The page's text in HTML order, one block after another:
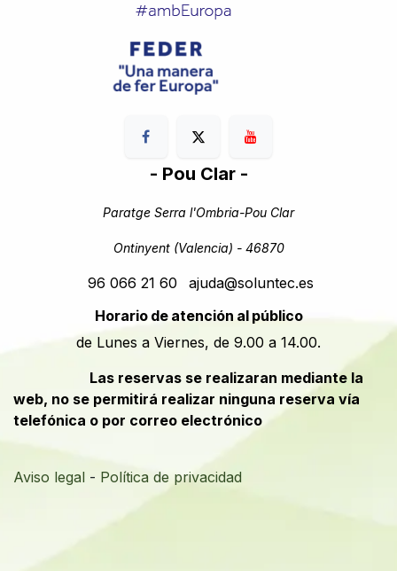
- Pou Clar -
Paratge Serra l'Ombria-Pou Clar
Ontinyent (Valencia) - 46870
96 066 21 60
ajuda@soluntec.es
Horario de atención al público
de Lunes a Viernes, de 9.00 a 14.00.
​​Las reservas se realizaran mediante la
web, no se permitirá realizar ninguna reserva vía
telefónica o por correo electrónico
Aviso legal - Política de privacidad